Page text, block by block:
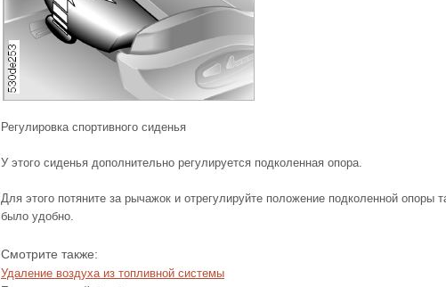
Регулировка спортивного сиденья
У этого сиденья дополнительно регулируется подколенная опора.
Для этого потяните за рычажок и отрегулируйте положение подколенной опоры
было удобно.
Смотрите также:
Удаление воздуха из топливной системы